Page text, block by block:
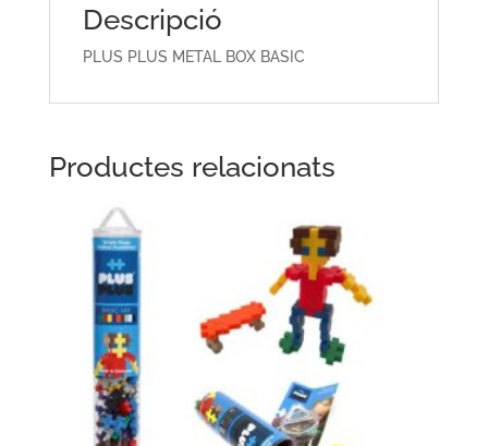
Descripció
PLUS PLUS METAL BOX BASIC
Productes relacionats